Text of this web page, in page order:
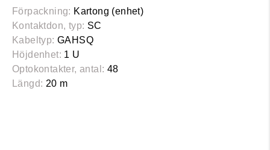
Förpackning: Kartong (enhet)
Kontaktdon, typ: SC
Kabeltyp: GAHSQ
Höjdenhet: 1 U
Optokontakter, antal: 48
Längd: 20 m